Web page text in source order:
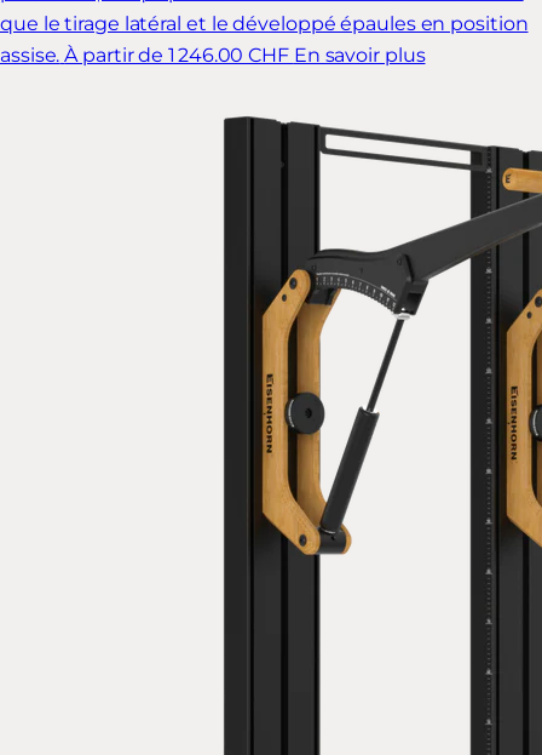
que le tirage latéral et le développé épaules en position
assise. À partir de 1 246.00 CHF En savoir plus